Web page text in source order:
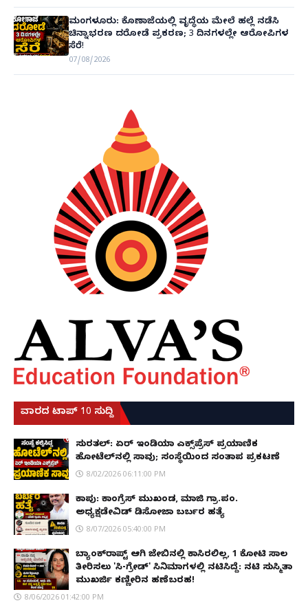
ಮಂಗಳೂರು: ಕೊಣಾಜೆಯಲ್ಲಿ ವೃದ್ಧೆಯ ಮೇಲೆ ಹಲ್ಲೆ ನಡೆಸಿ
ಚಿನ್ನಾಭರಣ ದರೋಡೆ ಪ್ರಕರಣ; 3 ದಿನಗಳಲ್ಲೇ ಆರೋಪಿಗಳ
ಸೆರೆ!
07/08/2026
ವಾರದ ಟಾಪ್ 10 ಸುದ್ದಿ
ಸುರತ್ಕಲ್: ಏರ್ ಇಂಡಿಯಾ ಎಕ್ಸ್‌ಪ್ರೆಸ್ ಪ್ರಯಾಣಿಕ
ಹೋಟೆಲ್‌ನಲ್ಲಿ ಸಾವು; ಸಂಸ್ಥೆಯಿಂದ ಸಂತಾಪ ಪ್ರಕಟಣೆ
8/02/2026 06:11:00 PM
ಕಾಪು: ಕಾಂಗ್ರೆಸ್ ಮುಖಂಡ, ಮಾಜಿ ಗ್ರಾ.ಪಂ.
ಅಧ್ಯಕ್ಷಡೇವಿಡ್ ಡಿಸೋಜಾ ಬರ್ಬರ ಹತ್ಯೆ
8/07/2026 05:40:00 PM
ಬ್ಯಾಂಕ್‌ರಾಪ್ಟ್‌ ಆಗಿ ಜೇಬಿನಲ್ಲಿ ಕಾಸಿರಲಿಲ್ಲ, ₹1 ಕೋಟಿ ಸಾಲ
ತೀರಿಸಲು 'ಸಿ-ಗ್ರೇಡ್' ಸಿನಿಮಾಗಳಲ್ಲಿ ನಟಿಸಿದ್ದೆ: ನಟಿ ಸುಸ್ಮಿತಾ
ಮುಖರ್ಜಿ ಕಣ್ಣೀರಿನ ಹಣೆಬರಹ!
8/06/2026 01:42:00 PM